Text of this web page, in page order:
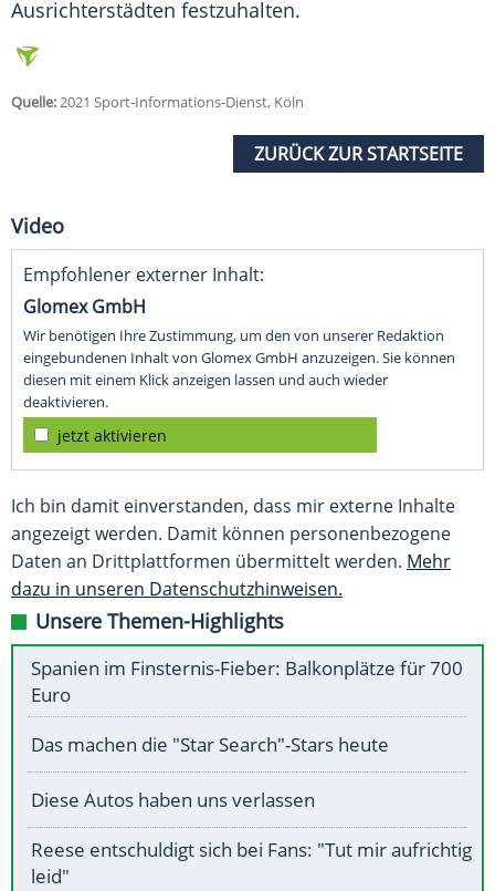
Ausrichterstädten festzuhalten.
Quelle:2021 Sport-Informations-Dienst, Köln
ZURÜCK ZUR STARTSEITE
Video
Empfohlener externer Inhalt:
Glomex GmbH
Wir benötigen Ihre Zustimmung, um den von unserer Redaktion
eingebundenen Inhalt von Glomex GmbH anzuzeigen. Sie können
diesen mit einem Klick anzeigen lassen und auch wieder
deaktivieren.
jetzt aktivieren
Ich bin damit einverstanden, dass mir externe Inhalte
angezeigt werden. Damit können personenbezogene
Daten an Drittplattformen übermittelt werden. Mehr
dazu in unseren Datenschutzhinweisen.
Unsere Themen-Highlights
Spanien im Finsternis-Fieber: Balkonplätze für 700
Euro
Das machen die "Star Search"-Stars heute
Diese Autos haben uns verlassen
Reese entschuldigt sich bei Fans: "Tut mir aufrichtig
leid"